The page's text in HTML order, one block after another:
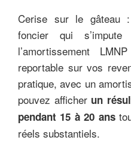
Cerise sur le gâteau
foncier qui
l’amortissement
reportable sur vos
pratique, avec un
pouvez afficher un
pendant 15 à 20 ans
réels substantiels.